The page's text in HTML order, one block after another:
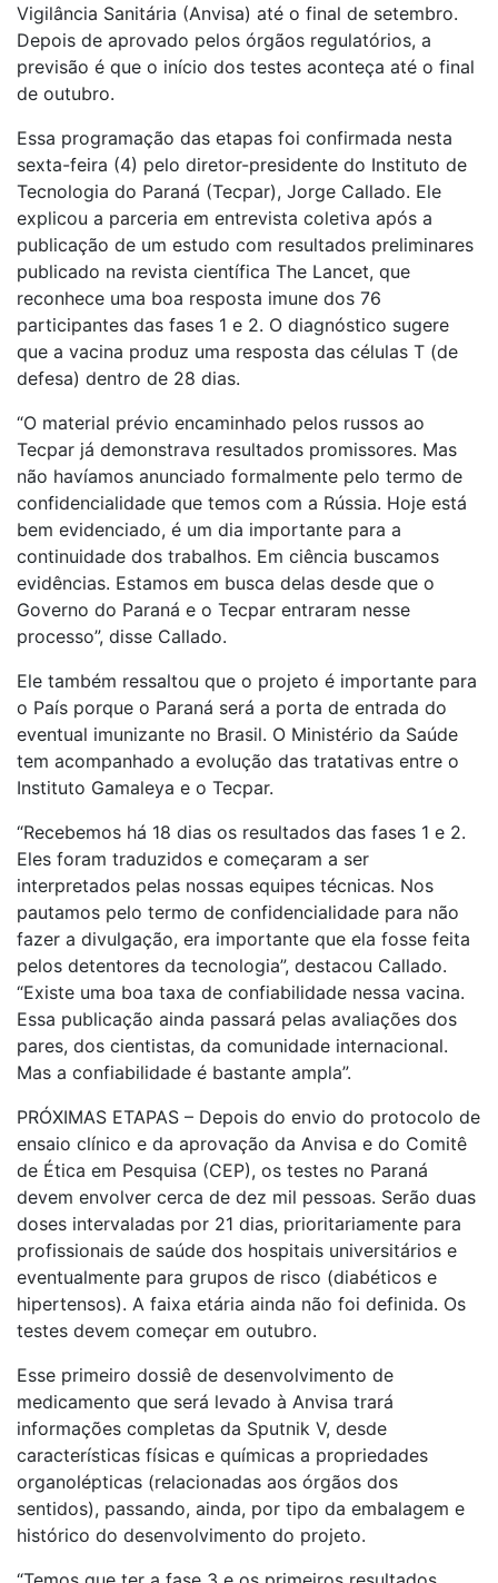
Vigilância Sanitária (Anvisa) até o final de setembro.
Depois de aprovado pelos órgãos regulatórios, a
previsão é que o início dos testes aconteça até o final
de outubro.
Essa programação das etapas foi confirmada nesta
sexta-feira (4) pelo diretor-presidente do Instituto de
Tecnologia do Paraná (Tecpar), Jorge Callado. Ele
explicou a parceria em entrevista coletiva após a
publicação de um estudo com resultados preliminares
publicado na revista científica The Lancet, que
reconhece uma boa resposta imune dos 76
participantes das fases 1 e 2. O diagnóstico sugere
que a vacina produz uma resposta das células T (de
defesa) dentro de 28 dias.
“O material prévio encaminhado pelos russos ao
Tecpar já demonstrava resultados promissores. Mas
não havíamos anunciado formalmente pelo termo de
confidencialidade que temos com a Rússia. Hoje está
bem evidenciado, é um dia importante para a
continuidade dos trabalhos. Em ciência buscamos
evidências. Estamos em busca delas desde que o
Governo do Paraná e o Tecpar entraram nesse
processo”, disse Callado.
Ele também ressaltou que o projeto é importante para
o País porque o Paraná será a porta de entrada do
eventual imunizante no Brasil. O Ministério da Saúde
tem acompanhado a evolução das tratativas entre o
Instituto Gamaleya e o Tecpar.
“Recebemos há 18 dias os resultados das fases 1 e 2.
Eles foram traduzidos e começaram a ser
interpretados pelas nossas equipes técnicas. Nos
pautamos pelo termo de confidencialidade para não
fazer a divulgação, era importante que ela fosse feita
pelos detentores da tecnologia”, destacou Callado.
“Existe uma boa taxa de confiabilidade nessa vacina.
Essa publicação ainda passará pelas avaliações dos
pares, dos cientistas, da comunidade internacional.
Mas a confiabilidade é bastante ampla”.
PRÓXIMAS ETAPAS – Depois do envio do protocolo de
ensaio clínico e da aprovação da Anvisa e do Comitê
de Ética em Pesquisa (CEP), os testes no Paraná
devem envolver cerca de dez mil pessoas. Serão duas
doses intervaladas por 21 dias, prioritariamente para
profissionais de saúde dos hospitais universitários e
eventualmente para grupos de risco (diabéticos e
hipertensos). A faixa etária ainda não foi definida. Os
testes devem começar em outubro.
Esse primeiro dossiê de desenvolvimento de
medicamento que será levado à Anvisa trará
informações completas da Sputnik V, desde
características físicas e químicas a propriedades
organolépticas (relacionadas aos órgãos dos
sentidos), passando, ainda, por tipo da embalagem e
histórico do desenvolvimento do projeto.